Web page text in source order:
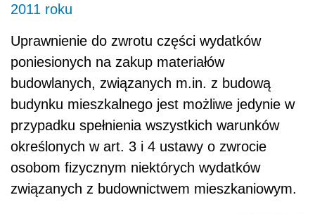
2011 roku
Uprawnienie do zwrotu części wydatków
poniesionych na zakup materiałów
budowlanych, związanych m.in. z budową
budynku mieszkalnego jest możliwe jedynie w
przypadku spełnienia wszystkich warunków
określonych w art. 3 i 4 ustawy o zwrocie
osobom fizycznym niektórych wydatków
związanych z budownictwem mieszkaniowym.